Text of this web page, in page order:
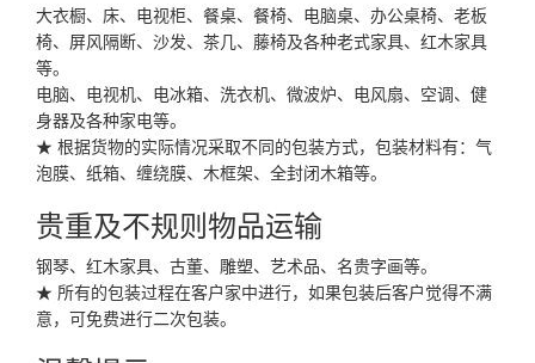
大衣橱、床、电视柜、餐桌、餐椅、电脑桌、办公桌椅、老板
椅、屏风隔断、沙发、茶几、藤椅及各种老式家具、红木家具
等。
电脑、电视机、电冰箱、洗衣机、微波炉、电风扇、空调、健
身器及各种家电等。
★ 根据货物的实际情况采取不同的包装方式，包装材料有：气
泡膜、纸箱、缠绕膜、木框架、全封闭木箱等。
贵重及不规则物品运输
钢琴、红木家具、古董、雕塑、艺术品、名贵字画等。
★ 所有的包装过程在客户家中进行，如果包装后客户觉得不满
意，可免费进行二次包装。